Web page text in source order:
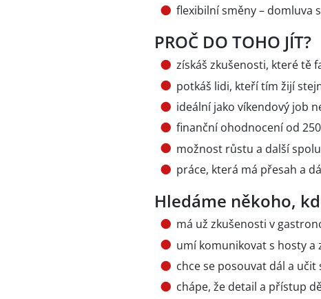
flexibilní směny – domluva
PROČ DO TOHO JÍT?
získáš zkušenosti, které tě
potkáš lidi, kteří tím žijí
ideální jako víkendový job
finanční ohodnocení od
možnost růstu a další
práce, která má přesah a
Hledáme někoho,
má už zkušenosti v
umí komunikovat s hosty a
chce se posouvat dál a učit
chápe, že detail a přístup